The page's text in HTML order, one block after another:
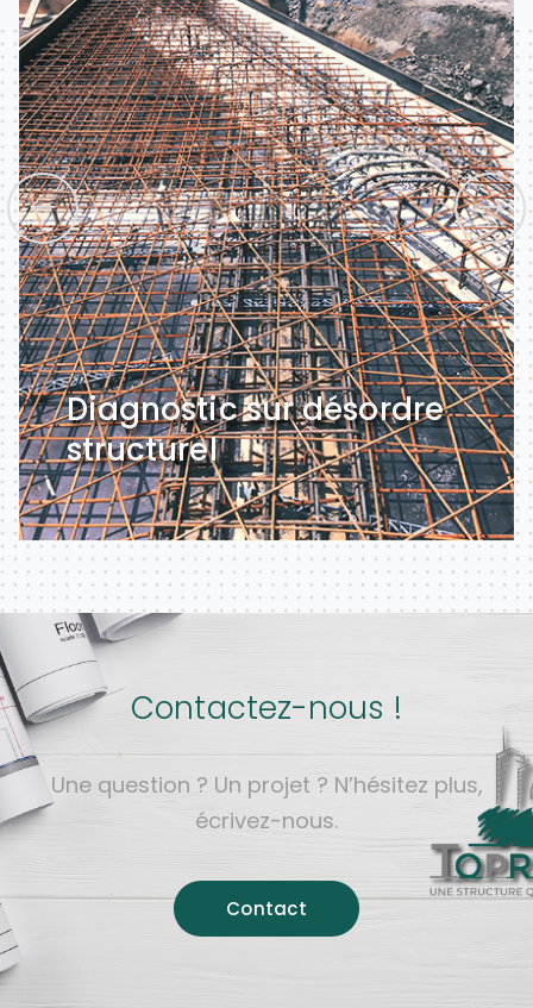
Diagnostic sur désordre
structurel
Contactez-nous !
Une question ? Un projet ? N’hésitez plus,
écrivez-nous.
Contact